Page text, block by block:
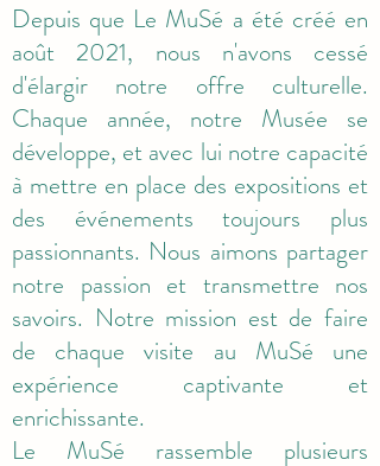
Depuis que Le MuSé a été créé en
août 2021, nous n'avons cessé
d'élargir notre offre culturelle.
Chaque année, notre Musée se
développe, et avec lui notre capacité
à mettre en place des expositions et
des événements toujours plus
passionnants. Nous aimons partager
notre passion et transmettre nos
savoirs. Notre mission est de faire
de chaque visite au MuSé une
expérience captivante et
enrichissante.
Le MuSé rassemble plusieurs